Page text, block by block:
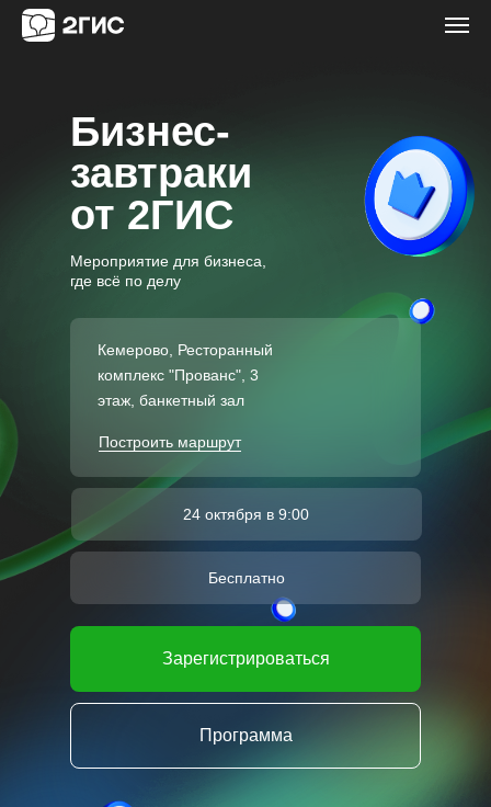
Бизнес-
завтраки
от 2ГИС
Мероприятие для бизнеса,
где всё по делу
Зарегистрироваться
Программа
Построить маршрут
Кемерово, Ресторанный
комплекс "Прованс", 3
этаж, банкетный зал
24 октября в 9:00
Бесплатно